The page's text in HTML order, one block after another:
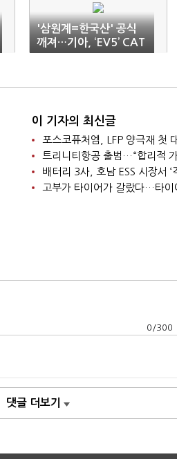
'삼원계=한국산' 공식
깨져…기아, ‘EV5’ CAT
L 배터리 탑재
이 기자의 최신글
포스코퓨처엠, LFP 양극재 첫
트리니티항공 출범…“합리적
배터리 3사, 호남 ESS 시장서 ‘
고부가 타이어가 갈랐다…타이
0 /300
댓글 더보기